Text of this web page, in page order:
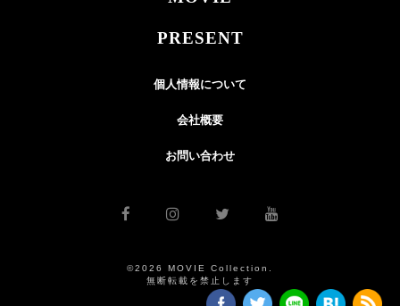
PRESENT
個人情報について
会社概要
お問い合わせ
©2026 MOVIE Collection.
無断転載を禁止します